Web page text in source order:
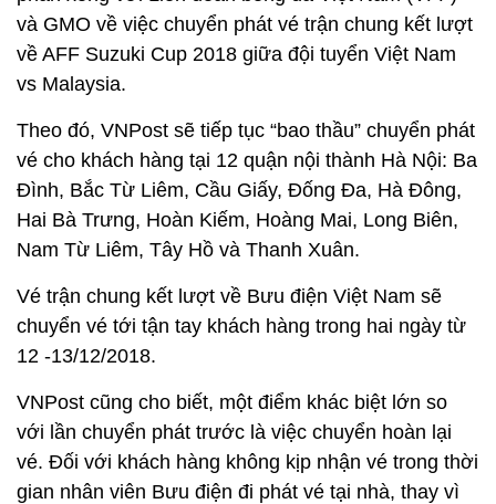
và GMO về việc chuyển phát vé trận chung kết lượt
về AFF Suzuki Cup 2018 giữa đội tuyển Việt Nam
vs Malaysia.
Theo đó, VNPost sẽ tiếp tục “bao thầu” chuyển phát
vé cho khách hàng tại 12 quận nội thành Hà Nội: Ba
Đình, Bắc Từ Liêm, Cầu Giấy, Đống Đa, Hà Đông,
Hai Bà Trưng, Hoàn Kiếm, Hoàng Mai, Long Biên,
Nam Từ Liêm, Tây Hồ và Thanh Xuân.
Vé trận chung kết lượt về Bưu điện Việt Nam sẽ
chuyển vé tới tận tay khách hàng trong hai ngày từ
12 -13/12/2018.
VNPost cũng cho biết, một điểm khác biệt lớn so
với lần chuyển phát trước là việc chuyển hoàn lại
vé. Đối với khách hàng không kịp nhận vé trong thời
gian nhân viên Bưu điện đi phát vé tại nhà, thay vì